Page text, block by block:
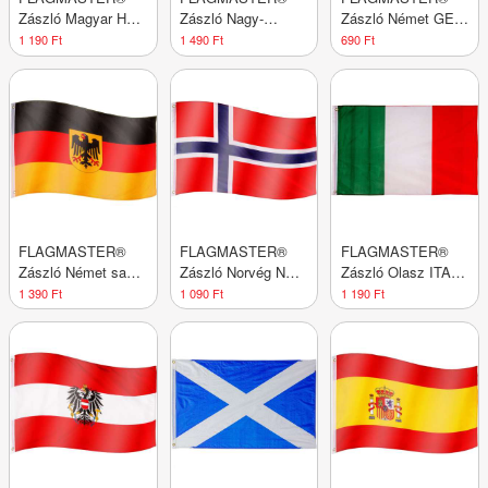
Zászló Magyar HUN
120 x 80 cm
1 190 Ft
Zászló Nagy-
Britannia GBR 120
x 80 cm
1 490 Ft
Zászló Német GER
120 x 80 cm
690 Ft
FLAGMASTER®
Zászló Német sas
120 x 80 cm
1 390 Ft
FLAGMASTER®
Zászló Norvég NOR
120 x 80 cm
1 090 Ft
FLAGMASTER®
Zászló Olasz ITA
120 x 80 cm
1 190 Ft